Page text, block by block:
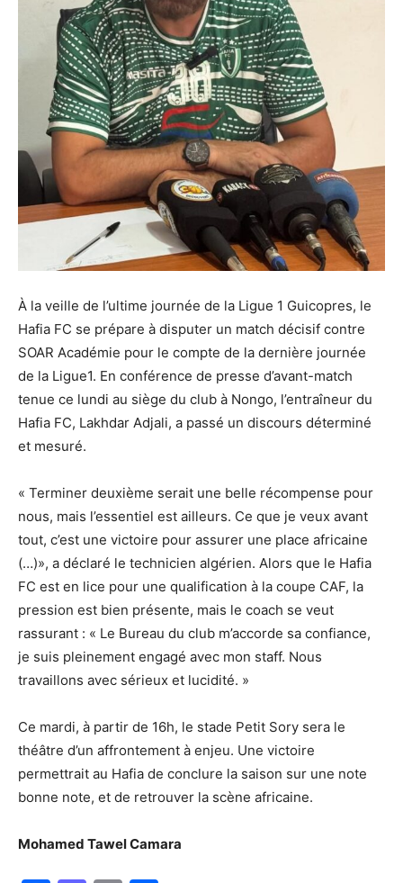
À la veille de l’ultime journée de la Ligue 1 Guicopres, le
Hafia FC se prépare à disputer un match décisif contre
SOAR Académie pour le compte de la dernière journée
de la Ligue1. En conférence de presse d’avant-match
tenue ce lundi au siège du club à Nongo, l’entraîneur du
Hafia FC, Lakhdar Adjali, a passé un discours déterminé
et mesuré.
« Terminer deuxième serait une belle récompense pour
nous, mais l’essentiel est ailleurs. Ce que je veux avant
tout, c’est une victoire pour assurer une place africaine
(…)», a déclaré le technicien algérien. Alors que le Hafia
FC est en lice pour une qualification à la coupe CAF, la
pression est bien présente, mais le coach se veut
rassurant : « Le Bureau du club m’accorde sa confiance,
je suis pleinement engagé avec mon staff. Nous
travaillons avec sérieux et lucidité. »
Ce mardi, à partir de 16h, le stade Petit Sory sera le
théâtre d’un affrontement à enjeu. Une victoire
permettrait au Hafia de conclure la saison sur une note
bonne note, et de retrouver la scène africaine.
Mohamed Tawel Camara